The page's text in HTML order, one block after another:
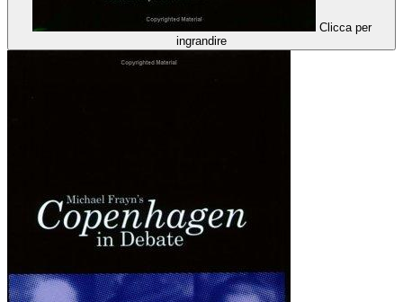
Clicca per
ingrandire